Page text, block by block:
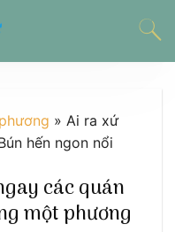
» Ai ra xứ
hến ngon nổi
các quán
một phương